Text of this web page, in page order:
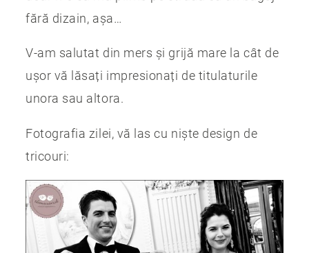
fără dizain, așa…
V-am salutat din mers și grijă mare la cât de
ușor vă lăsați impresionați de titulaturile
unora sau altora.
Fotografia zilei, vă las cu niște design de
tricouri: